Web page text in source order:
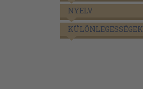
NYELV
KÜLÖNLEGESSÉGEK